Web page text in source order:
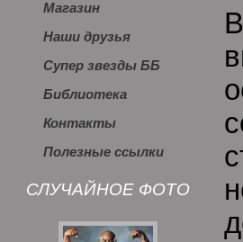
Магазин
Наши друзья
Супер звезды ББ
Библиотека
Контакты
Полезные ссылки
СЛУЧАЙНОЕ ФОТО